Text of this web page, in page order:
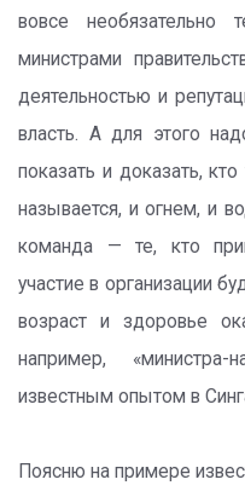
вовсе
министрами
деятельностью и
власть. А для этого
показать и доказать,
называется, и огнем, и
команда — те, кто
участие в организации
возраст и здоровье
например,
известным опытом в
Поясню на примере